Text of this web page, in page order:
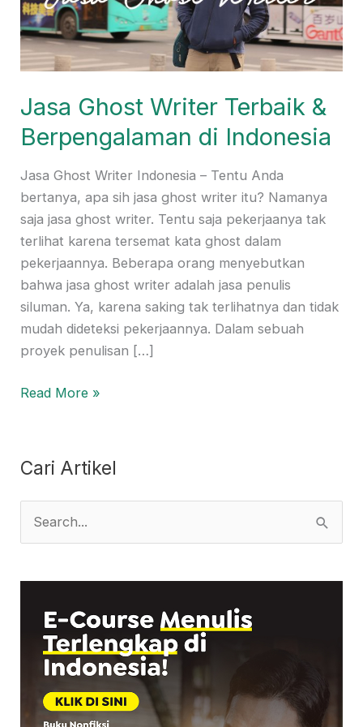
Jasa Ghost Writer Terbaik &
Berpengalaman di Indonesia
Jasa Ghost Writer Indonesia – Tentu Anda
bertanya, apa sih jasa ghost writer itu? Namanya
saja jasa ghost writer. Tentu saja pekerjaanya tak
terlihat karena tersemat kata ghost dalam
pekerjaannya. Beberapa orang menyebutkan
bahwa jasa ghost writer adalah jasa penulis
siluman. Ya, karena saking tak terlihatnya dan tidak
mudah dideteksi pekerjaannya. Dalam sebuah
proyek penulisan […]
Indonesia
Read More »
Cari Artikel
a